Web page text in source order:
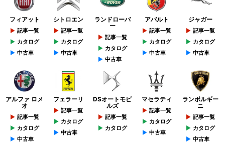
フィアット
記事一覧
カタログ
中古車
シトロエン
記事一覧
カタログ
中古車
ランドローバ
ー
記事一覧
カタログ
中古車
アバルト
記事一覧
カタログ
中古車
ジャガー
記事一覧
カタログ
中古車
アルファ ロメ
オ
記事一覧
カタログ
中古車
フェラーリ
記事一覧
カタログ
中古車
DSオートモビ
ルズ
記事一覧
カタログ
マセラティ
記事一覧
カタログ
中古車
ランボルギー
ニ
記事一覧
カタログ
中古車